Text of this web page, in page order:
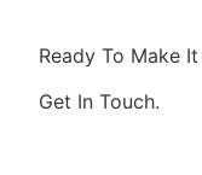
Ready To Make
Get In Touch.